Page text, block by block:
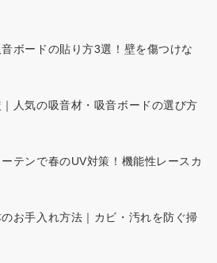
ボードの貼り方3選！壁を傷つけな
人気の吸音材・吸音ボードの選び方
テンで春のUV対策！機能性レースカ
お手入れ方法｜カビ・汚れを防ぐ掃